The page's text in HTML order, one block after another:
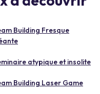
Building Fresque
atypique et insolite
Building Laser Game